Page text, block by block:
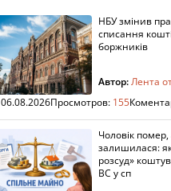
НБУ змінив
списання
боржників
Автор:Лента
06.08.2026Просмотров: 155
Чоловік
залишилася:
розсуд»
ВС у сп